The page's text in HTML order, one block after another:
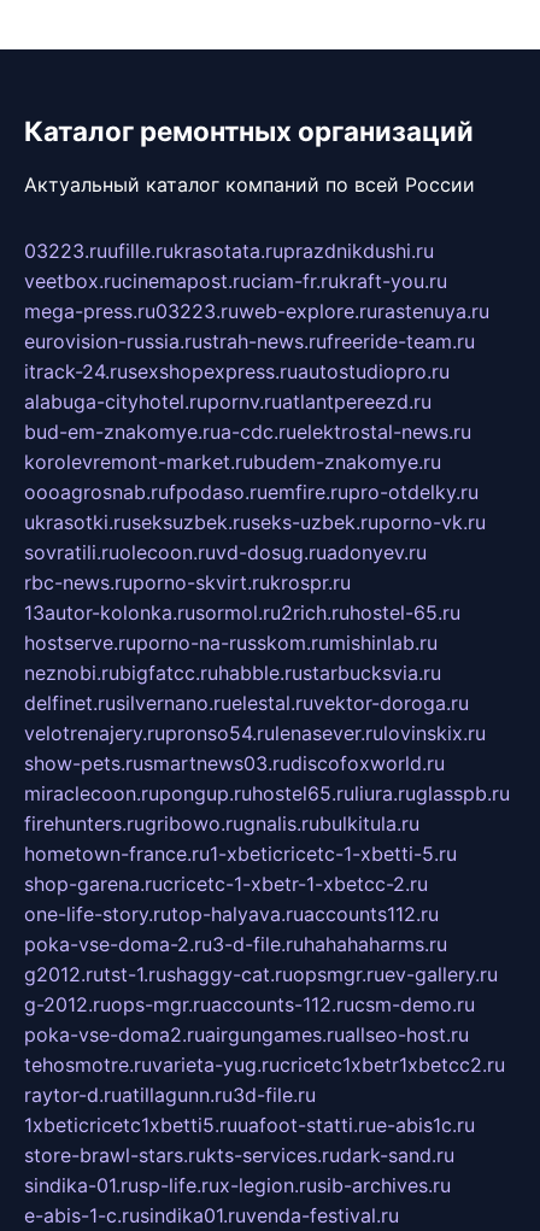
Каталог ремонтных организаций
Актуальный каталог компаний по всей России
03223.ruufille.rukrasotata.ruprazdnikdushi.ru
veetbox.rucinemapost.ruciam-fr.rukraft-you.ru
mega-press.ru03223.ruweb-explore.rurastenuya.ru
eurovision-russia.rustrah-news.rufreeride-team.ru
itrack-24.rusexshopexpress.ruautostudiopro.ru
alabuga-cityhotel.rupornv.ruatlantpereezd.ru
bud-em-znakomye.rua-cdc.ruelektrostal-news.ru
korolevremont-market.rubudem-znakomye.ru
oooagrosnab.rufpodaso.ruemfire.rupro-otdelky.ru
ukrasotki.ruseksuzbek.ruseks-uzbek.ruporno-vk.ru
sovratili.ruolecoon.ruvd-dosug.ruadonyev.ru
rbc-news.ruporno-skvirt.rukrospr.ru
13autor-kolonka.rusormol.ru2rich.ruhostel-65.ru
hostserve.ruporno-na-russkom.rumishinlab.ru
neznobi.rubigfatcc.ruhabble.rustarbucksvia.ru
delfinet.rusilvernano.ruelestal.ruvektor-doroga.ru
velotrenajery.rupronso54.rulenasever.rulovinskix.ru
show-pets.rusmartnews03.rudiscofoxworld.ru
miraclecoon.rupongup.ruhostel65.ruliura.ruglasspb.ru
firehunters.rugribowo.rugnalis.rubulkitula.ru
hometown-france.ru1-xbeticricetc-1-xbetti-5.ru
shop-garena.rucricetc-1-xbetr-1-xbetcc-2.ru
one-life-story.rutop-halyava.ruaccounts112.ru
poka-vse-doma-2.ru3-d-file.ruhahahaharms.ru
g2012.rutst-1.rushaggy-cat.ruopsmgr.ruev-gallery.ru
g-2012.ruops-mgr.ruaccounts-112.rucsm-demo.ru
poka-vse-doma2.ruairgungames.ruallseo-host.ru
tehosmotre.ruvarieta-yug.rucricetc1xbetr1xbetcc2.ru
raytor-d.ruatillagunn.ru3d-file.ru
1xbeticricetc1xbetti5.ruuafoot-statti.rue-abis1c.ru
store-brawl-stars.rukts-services.rudark-sand.ru
sindika-01.rusp-life.rux-legion.rusib-archives.ru
e-abis-1-c.rusindika01.ruvenda-festival.ru